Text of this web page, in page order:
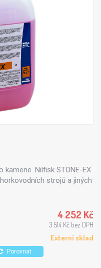
Nilfisk STONE-EX
strojů a jiných
4 252 Kč
3 514 Kč bez DPH
Externí sklad
Porovnat